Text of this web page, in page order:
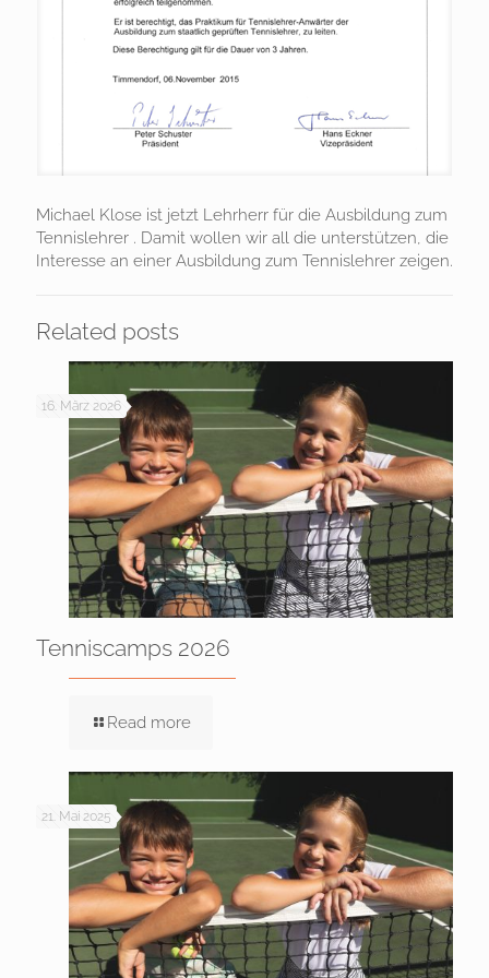
Michael Klose ist jetzt Lehrherr für die Ausbildung zum
Tennislehrer . Damit wollen wir all die unterstützen, die
Interesse an einer Ausbildung zum Tennislehrer zeigen.
Related posts
16. März 2026
Tenniscamps 2026
Read more
21. Mai 2025